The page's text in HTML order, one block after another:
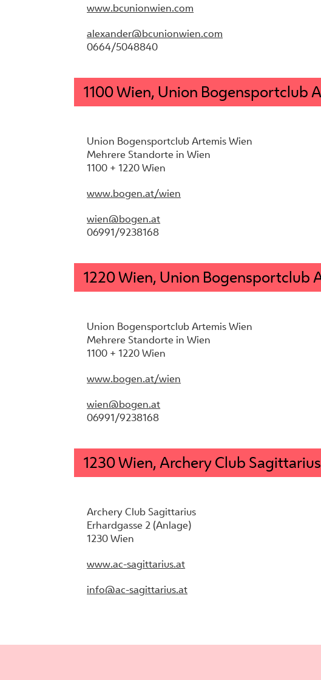
www.bcunionwien.com
alexander@bcunionwien.com
0664/5048840
1100 Wien, Union Bogensportclub
Union Bogensportclub Artemis Wien
Mehrere Standorte in Wien
1100 + 1220 Wien
www.bogen.at/wien
wien@bogen.at
06991/9238168
1220 Wien, Union Bogensportclub
Union Bogensportclub Artemis Wien
Mehrere Standorte in Wien
1100 + 1220 Wien
www.bogen.at/wien
wien@bogen.at
06991/9238168
1230 Wien, Archery Club Sagittarius
Archery Club Sagittarius
Erhardgasse 2 (Anlage)
1230 Wien
www.ac-sagittarius.at
info@ac-sagittarius.at